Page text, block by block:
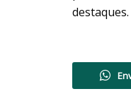
destaques.